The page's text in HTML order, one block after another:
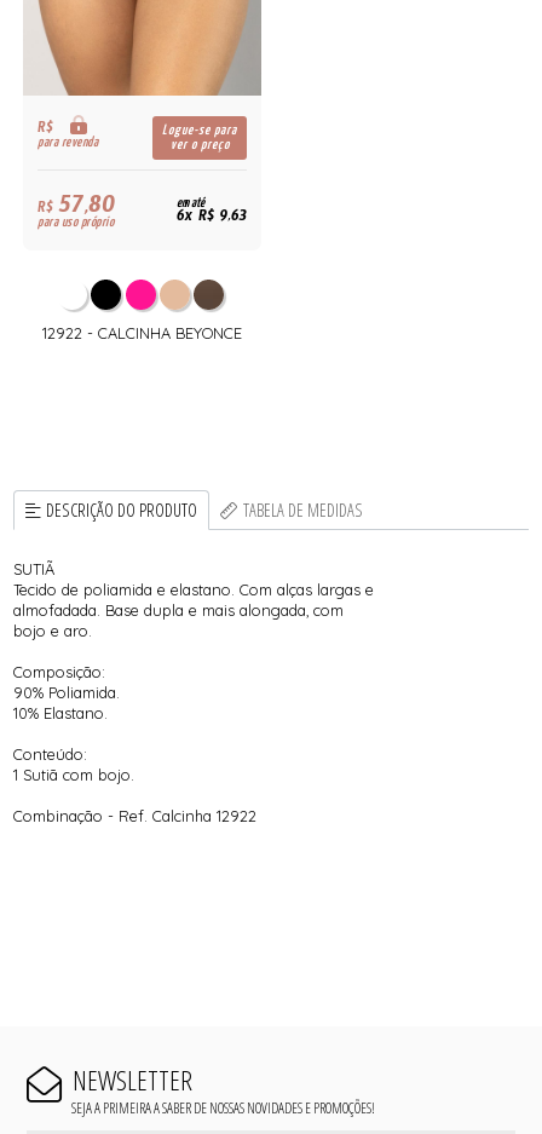
R$
para revenda
Logue-se para
ver o preço
R$57,80
para uso próprio
em até
6x R$ 9,63
12922 - CALCINHA BEYONCE
DESCRIÇÃO DO PRODUTO TABELA DE MEDIDAS
SUTIÃ
Tecido de poliamida e elastano. Com alças largas e
almofadada. Base dupla e mais alongada, com
bojo e aro.
Composição:
90% Poliamida.
10% Elastano.
Conteúdo:
1 Sutiã com bojo.
Combinação - Ref. Calcinha 12922
NEWSLETTER
SEJA A PRIMEIRA A SABER DE NOSSAS NOVIDADES E PROMOÇÕES!